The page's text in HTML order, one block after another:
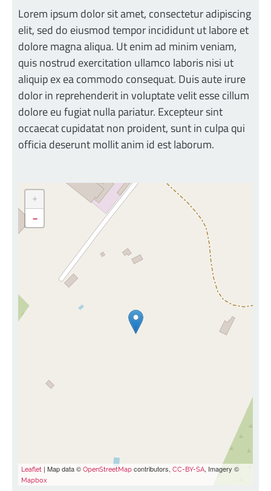
Lorem ipsum dolor sit amet, consectetur adipiscing
elit, sed do eiusmod tempor incididunt ut labore et
dolore magna aliqua. Ut enim ad minim veniam,
quis nostrud exercitation ullamco laboris nisi ut
aliquip ex ea commodo consequat. Duis aute irure
dolor in reprehenderit in voluptate velit esse cillum
dolore eu fugiat nulla pariatur. Excepteur sint
occaecat cupidatat non proident, sunt in culpa qui
officia deserunt mollit anim id est laborum.
+
-
Leaflet | Map data © OpenStreetMap contributors, CC-BY-SA, Imagery ©
Mapbox